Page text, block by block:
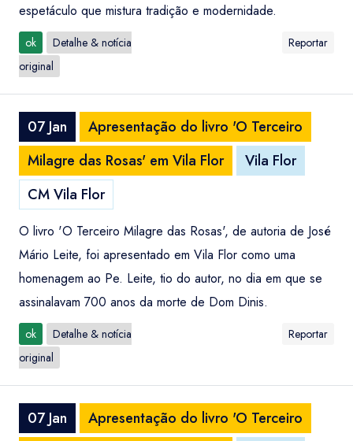
espetáculo que mistura tradição e modernidade.
ok
Detalhe & notícia
original
Reportar
07 Jan
Apresentação do livro 'O Terceiro
Milagre das Rosas' em Vila Flor
Vila Flor
CM Vila Flor
O livro 'O Terceiro Milagre das Rosas', de autoria de José
Mário Leite, foi apresentado em Vila Flor como uma
homenagem ao Pe. Leite, tio do autor, no dia em que se
assinalavam 700 anos da morte de Dom Dinis.
ok
Detalhe & notícia
original
Reportar
07 Jan
Apresentação do livro 'O Terceiro